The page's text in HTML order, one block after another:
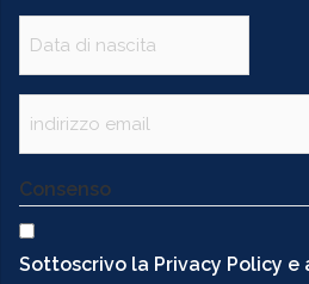
Consenso
Sottoscrivo la Privacy Policy e